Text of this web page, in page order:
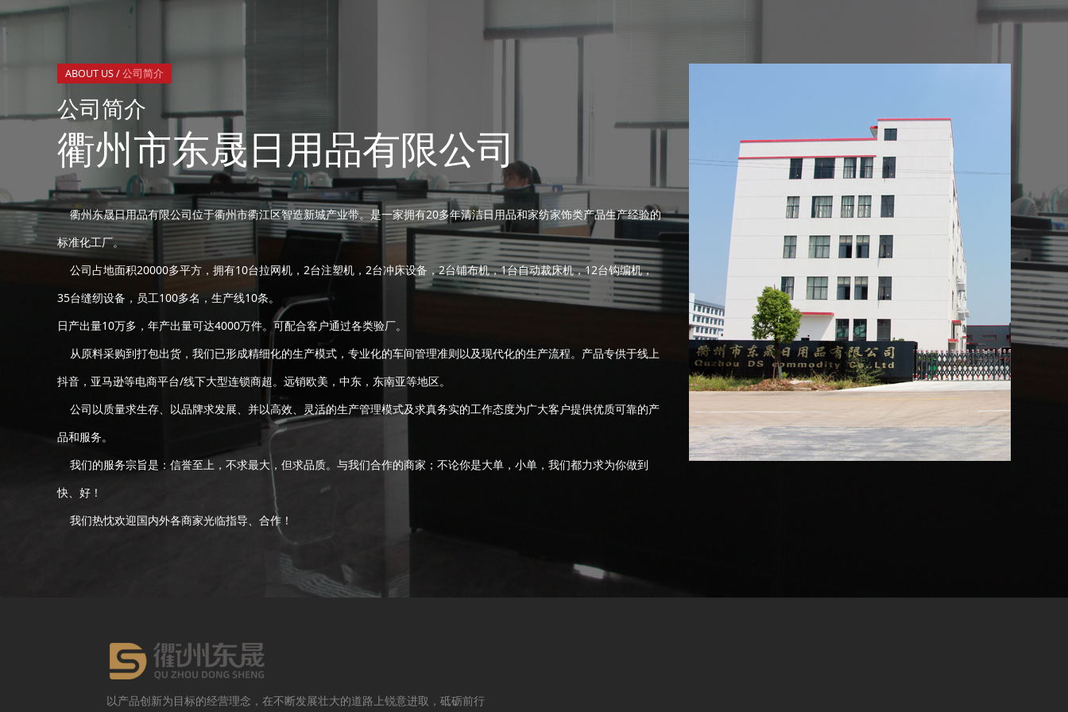
ABOUT US /公司简介
公司简介
衢州市东晟日用品有限公司
衢州东晟日用品有限公司位于衢州市衢江区智造新城产业带。是一家拥有20多年清洁日用品和家纺家饰类产品生产经验的
标准化工厂。
公司占地面积20000多平方，拥有10台拉网机，2台注塑机，2台冲床设备，2台铺布机，1台自动裁床机，12台钩编机，
35台缝纫设备，员工100多名，生产线10条。
日产出量10万多，年产出量可达4000万件。可配合客户通过各类验厂。
从原料采购到打包出货，我们已形成精细化的生产模式，专业化的车间管理准则以及现代化的生产流程。产品专供于线上
抖音，亚马逊等电商平台/线下大型连锁商超。远销欧美，中东，东南亚等地区。
公司以质量求生存、以品牌求发展、并以高效、灵活的生产管理模式及求真务实的工作态度为广大客户提供优质可靠的产
品和服务。
我们的服务宗旨是：信誉至上，不求最大，但求品质。与我们合作的商家；不论你是大单，小单，我们都力求为你做到
快、好！
我们热忱欢迎国内外各商家光临指导、合作！
以产品创新为目标的经营理念，在不断发展壮大的道路上锐意进取，砥砺前行